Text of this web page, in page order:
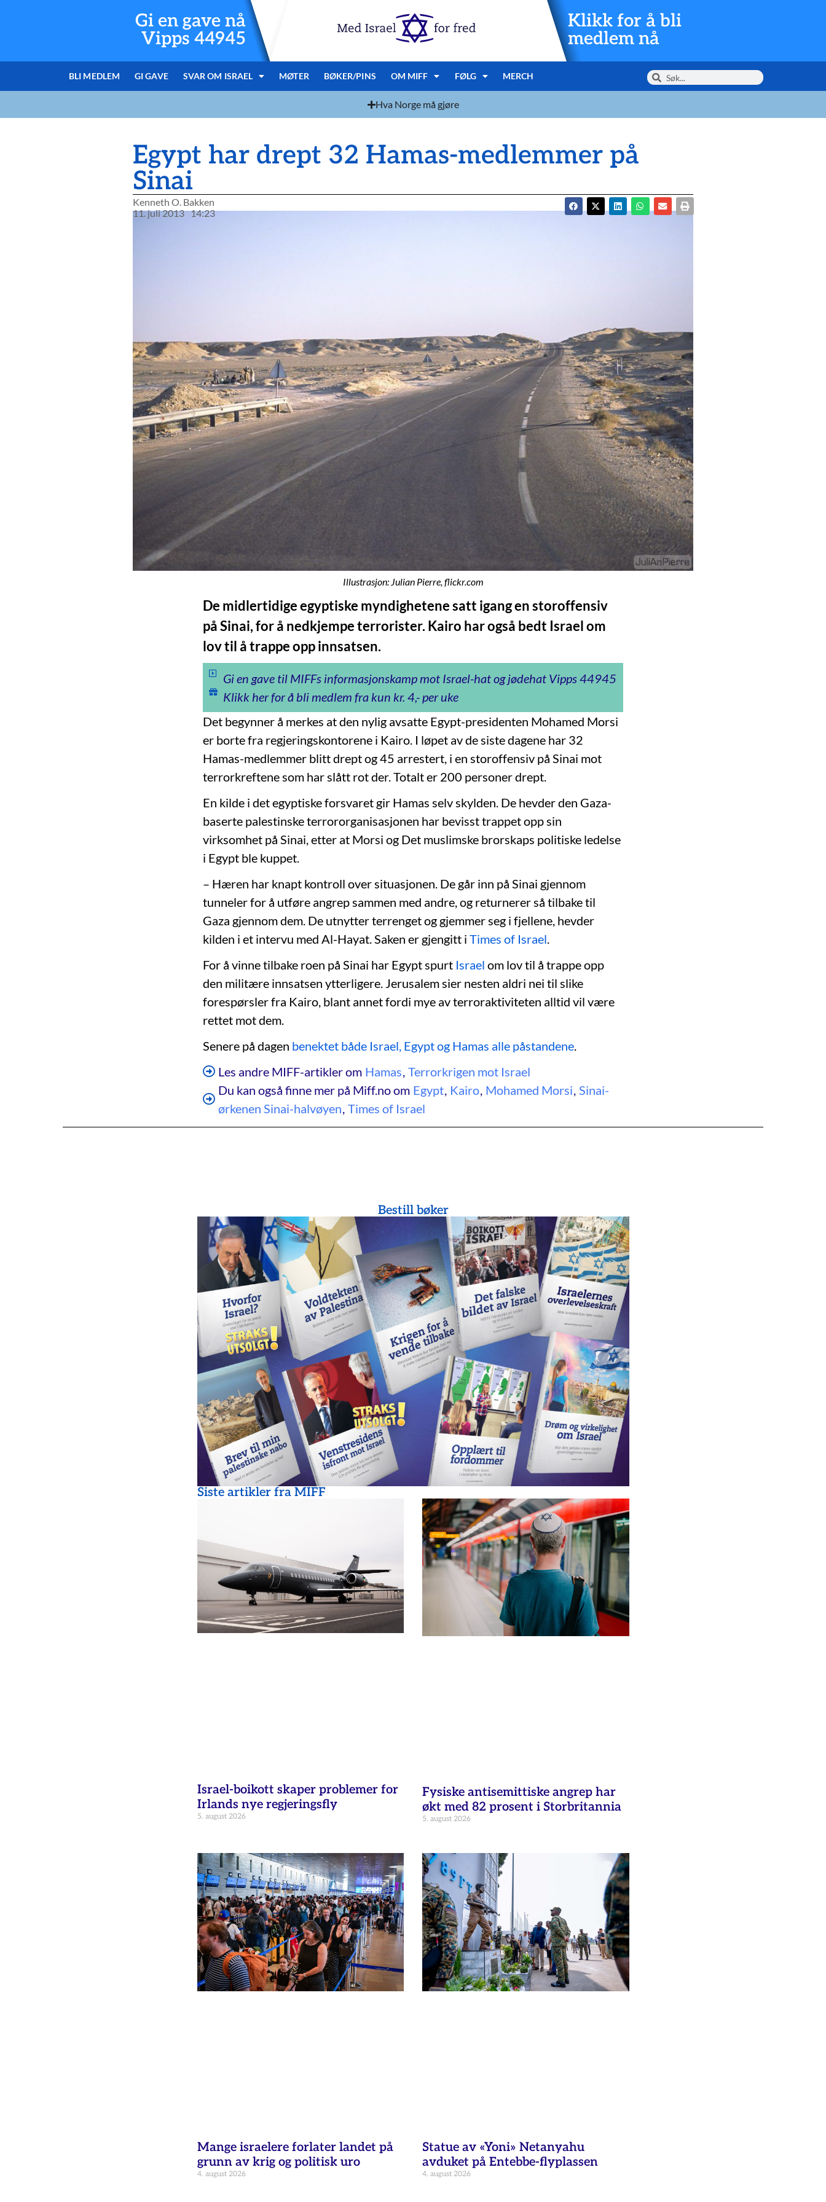
Gi en gave nå
Vipps 44945
Klikk for å bli
medlem nå
BLI MEDLEM GI GAVE SVAR OM ISRAEL MØTER BØKER/PINS OM MIFF FØLG MERCH
Hva Norge må gjøre
Egypt har drept 32 Hamas-medlemmer på
Sinai
Kenneth O. Bakken
11. juli 2013 14:23
Illustrasjon: Julian Pierre, flickr.com
De midlertidige egyptiske myndighetene satt igang en storoffensiv
på Sinai, for å nedkjempe terrorister. Kairo har også bedt Israel om
lov til å trappe opp innsatsen.
Gi en gave til MIFFs informasjonskamp mot Israel-hat og jødehat Vipps 44945
Klikk her for å bli medlem fra kun kr. 4,- per uke
Det begynner å merkes at den nylig avsatte Egypt-presidenten Mohamed Morsi
er borte fra regjeringskontorene i Kairo. I løpet av de siste dagene har 32
Hamas-medlemmer blitt drept og 45 arrestert, i en storoffensiv på Sinai mot
terrorkreftene som har slått rot der. Totalt er 200 personer drept.
En kilde i det egyptiske forsvaret gir Hamas selv skylden. De hevder den Gaza-
baserte palestinske terrororganisasjonen har bevisst trappet opp sin
virksomhet på Sinai, etter at Morsi og Det muslimske brorskaps politiske ledelse
i Egypt ble kuppet.
– Hæren har knapt kontroll over situasjonen. De går inn på Sinai gjennom
tunneler for å utføre angrep sammen med andre, og returnerer så tilbake til
Gaza gjennom dem. De utnytter terrenget og gjemmer seg i fjellene, hevder
kilden i et intervu med Al-Hayat. Saken er gjengitt i Times of Israel
For å vinne tilbake roen på Sinai har Egypt spurt Israel om lov til å trappe opp
den militære innsatsen ytterligere. Jerusalem sier nesten aldri nei til slike
forespørsler fra Kairo, blant annet fordi mye av terroraktiviteten alltid vil være
rettet mot dem.
Senere på dagen benektet både Israel, Egypt og Hamas alle påstandene
Les andre MIFF-artikler om Hamas Terrorkrigen mot Israel
Du kan også finne mer på Miff.no om Egypt Kairo Mohamed Morsi Sinai-
ørkenen Sinai-halvøyen Times of Israel
Bestill bøker
Siste artikler fra MIFF
Israel-boikott skaper problemer for
Irlands nye regjeringsfly
5. august 2026
Fysiske antisemittiske angrep har
økt med 82 prosent i Storbritannia
5. august 2026
Mange israelere forlater landet på
grunn av krig og politisk uro
4. august 2026
Statue av «Yoni» Netanyahu
avduket på Entebbe-flyplassen
4. august 2026